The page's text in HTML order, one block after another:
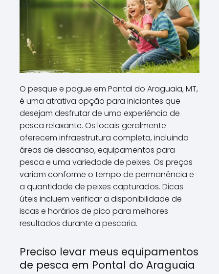
O pesque e pague em Pontal do Araguaia, MT,
é uma atrativa opção para iniciantes que
desejam desfrutar de uma experiência de
pesca relaxante. Os locais geralmente
oferecem infraestrutura completa, incluindo
áreas de descanso, equipamentos para
pesca e uma variedade de peixes. Os preços
variam conforme o tempo de permanência e
a quantidade de peixes capturados. Dicas
úteis incluem verificar a disponibilidade de
iscas e horários de pico para melhores
resultados durante a pescaria.
Preciso levar meus equipamentos
de pesca em Pontal do Araguaia